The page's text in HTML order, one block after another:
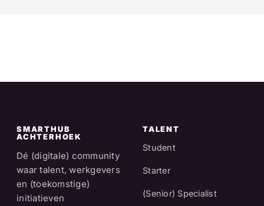
SMARTHUB
ACHTERHOEK
Dé (digitale) community
waar talent, werkgevers
en (toekomstige)
initiatieven
TALENT
Student
Starter
(Senior) Specialist